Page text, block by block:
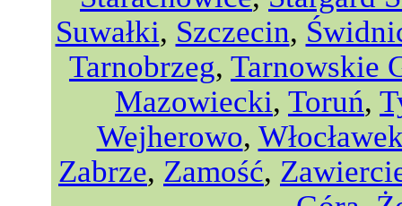
Suwałki, Szczecin,
Tarnobrzeg, Tarnowskie
Mazowiecki, Toruń,
Wejherowo,
Zabrze, Zamość,